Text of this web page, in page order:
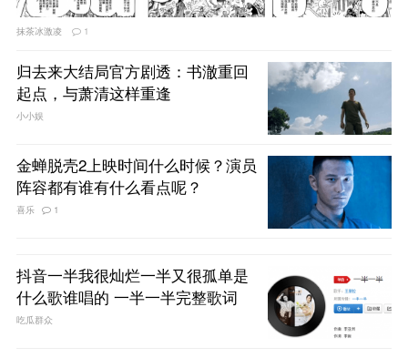
抹茶冰激凌 1
归去来大结局官方剧透：书澈重回
起点，与萧清这样重逢
小小娱
金蝉脱壳2上映时间什么时候？演员
阵容都有谁有什么看点呢？
喜乐 1
抖音一半我很灿烂一半又很孤单是
什么歌谁唱的 一半一半完整歌词
吃瓜群众